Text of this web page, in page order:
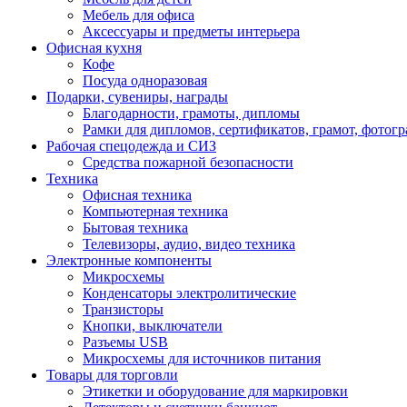
Мебель для офиса
Аксессуары и предметы интерьера
Офисная кухня
Кофе
Посуда одноразовая
Подарки, сувениры, награды
Благодарности, грамоты, дипломы
Рамки для дипломов, сертификатов, грамот,
Рабочая спецодежда и СИЗ
Средства пожарной безопасности
Техника
Офисная техника
Компьютерная техника
Бытовая техника
Телевизоры, аудио, видео техника
Электронные компоненты
Микросхемы
Конденсаторы электролитические
Транзисторы
Кнопки, выключатели
Разъемы USB
Микросхемы для источников питания
Товары для торговли
Этикетки и оборудование для маркировки